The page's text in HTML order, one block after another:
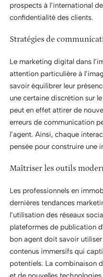
prospects à l’international
confidentialité des clients.
Stratégies de
Le marketing digital dans
attention particulière à
savoir équilibrer leur
une certaine discrétion sur
peut en effet attirer de
erreurs de communication
l’agent. Ainsi, chaque
pensée pour construire une
Maîtriser les outils
Les professionnels en
dernières tendances
l’utilisation des réseaux
plateformes de publication
bon agent doit savoir
contenus immersifs qui
potentiels. La combinaison